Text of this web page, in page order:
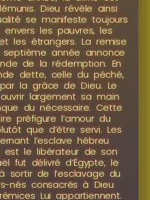
Dieu révèle ainsi
se manifeste toujours
les pauvres, les
les étrangers. La remise
année annonce
de la rédemption. En
dette, celle du péché,
la grâce de Dieu. Le
largement sa main
du nécessaire. Cette
préfigure l’amour du
que d’être servi. Les
l’esclave hébreu
est le libérateur de son
fut délivré d’Égypte, le
sortir de l’esclavage du
nés consacrés à Dieu
Lui appartiennent.